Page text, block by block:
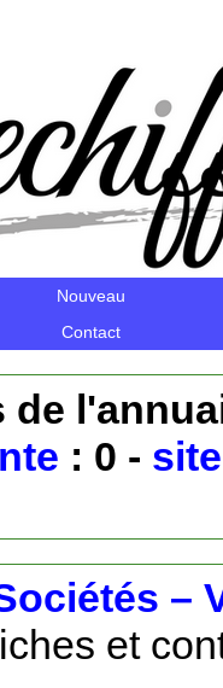
Nouveau
Contact
: 0 -
–
et